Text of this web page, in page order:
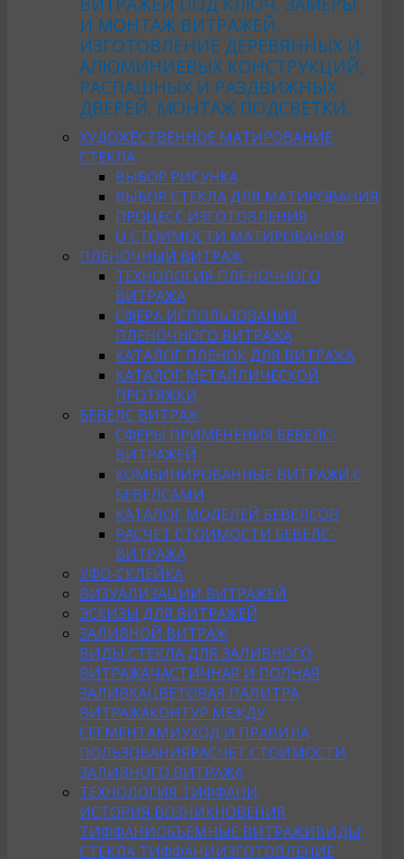
И МОНТАЖ ВИТРАЖЕЙ,
ИЗГОТОВЛЕНИЕ ДЕРЕВЯННЫХ И
АЛЮМИНИЕВЫХ КОНСТРУКЦИЙ,
РАСПАШНЫХ И РАЗДВИЖНЫХ
ДВЕРЕЙ, МОНТАЖ ПОДСВЕТКИ.
ХУДОЖЕСТВЕННОЕ МАТИРОВАНИЕ
СТЕКЛА
ВЫБОР РИСУНКА
ВЫБОР СТЕКЛА ДЛЯ МАТИРОВАНИЯ
ПРОЦЕСС ИЗГОТОВЛЕНИЯ
О СТОИМОСТИ МАТИРОВАНИЯ
ПЛЕНОЧНЫЙ ВИТРАЖ
ТЕХНОЛОГИЯ ПЛЕНОЧНОГО
ВИТРАЖА
СФЕРА ИСПОЛЬЗОВАНИЯ
ПЛЕНОЧНОГО ВИТРАЖА
КАТАЛОГ ПЛЕНОК ДЛЯ ВИТРАЖА
КАТАЛОГ МЕТАЛЛИЧЕСКОЙ
ПРОТЯЖКИ
БЕВЕЛС ВИТРАЖ
СФЕРЫ ПРИМЕНЕНИЯ БЕВЕЛС-
ВИТРАЖЕЙ
КОМБИНИРОВАННЫЕ ВИТРАЖИ С
БЕВЕЛСАМИ
КАТАЛОГ МОДЕЛЕЙ БЕВЕЛСОВ
РАСЧЕТ СТОИМОСТИ БЕВЕЛС-
ВИТРАЖА
УФО-СКЛЕЙКА
ВИЗУАЛИЗАЦИИ ВИТРАЖЕЙ
ЭСКИЗЫ ДЛЯ ВИТРАЖЕЙ
ЗАЛИВНОЙ ВИТРАЖ
ВИДЫ СТЕКЛА ДЛЯ ЗАЛИВНОГО
ВИТРАЖАЧАСТИЧНАЯ И ПОЛНАЯ
ЗАЛИВКАЦВЕТОВАЯ ПАЛИТРА
ВИТРАЖАКОНТУР МЕЖДУ
СЕГМЕНТАМИУХОД И ПРАВИЛА
ПОЛЬЗОВАНИЯРАСЧЕТ СТОИМОСТИ
ЗАЛИВНОГО ВИТРАЖА
ТЕХНОЛОГИЯ ТИФФАНИ
ИСТОРИЯ ВОЗНИКНОВЕНИЯ
ТИФФАНИОБЪЕМНЫЕ ВИТРАЖИВИДЫ
СТЕКЛА ТИФФАНИИЗГОТОВЛЕНИЕ